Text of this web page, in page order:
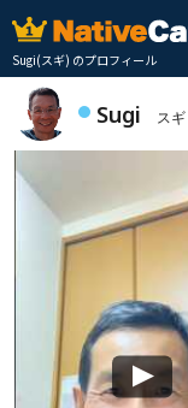
Sugi(スギ) のプロフィール
Sugi スギ